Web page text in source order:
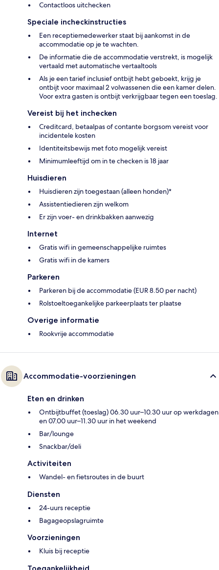
Contactloos uitchecken
Speciale incheckinstructies
Een receptiemedewerker staat bij aankomst in de
accommodatie op je te wachten.
De informatie die de accommodatie verstrekt, is mogelijk
vertaald met automatische vertaaltools
Als je een tarief inclusief ontbijt hebt geboekt, krijg je
ontbijt voor maximaal 2 volwassenen die een kamer delen.
Voor extra gasten is ontbijt verkrijgbaar tegen een toeslag.
Vereist bij het inchecken
Creditcard, betaalpas of contante borgsom vereist voor
incidentele kosten
Identiteitsbewijs met foto mogelijk vereist
Minimumleeftijd om in te checken is 18 jaar
Huisdieren
Huisdieren zijn toegestaan (alleen honden)*
Assistentiedieren zijn welkom
Er zijn voer- en drinkbakken aanwezig
Internet
Gratis wifi in gemeenschappelijke ruimtes
Gratis wifi in de kamers
Parkeren
Parkeren bij de accommodatie (EUR 8.50 per nacht)
Rolstoeltoegankelijke parkeerplaats ter plaatse
Overige informatie
Rookvrije accommodatie
Accommodatie-voorzieningen
Eten en drinken
Ontbijtbuffet (toeslag) 06.30 uur–10.30 uur op werkdagen
en 07.00 uur–11.30 uur in het weekend
Bar/lounge
Snackbar/deli
Activiteiten
Wandel- en fietsroutes in de buurt
Diensten
24-uurs receptie
Bagageopslagruimte
Voorzieningen
Kluis bij receptie